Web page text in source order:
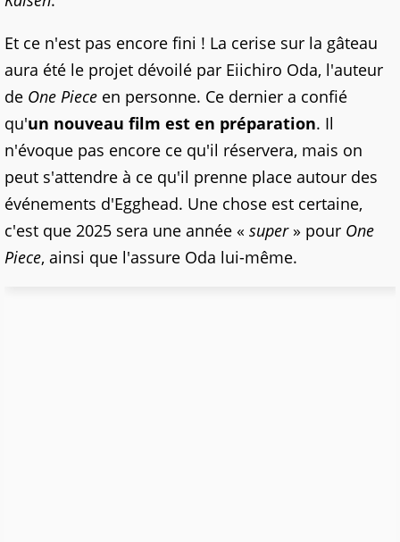
Et ce n'est pas encore fini ! La cerise sur la gâteau
aura été le projet dévoilé par Eiichiro Oda, l'auteur
de One Piece en personne. Ce dernier a confié
qu'un nouveau film est en préparation. Il
n'évoque pas encore ce qu'il réservera, mais on
peut s'attendre à ce qu'il prenne place autour des
événements d'Egghead. Une chose est certaine,
c'est que 2025 sera une année « super» pour One
Piece, ainsi que l'assure Oda lui-même.